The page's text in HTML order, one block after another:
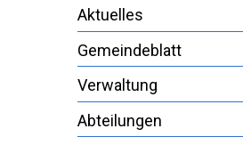
Aktuelles
Gemeindeblatt
Verwaltung
Abteilungen